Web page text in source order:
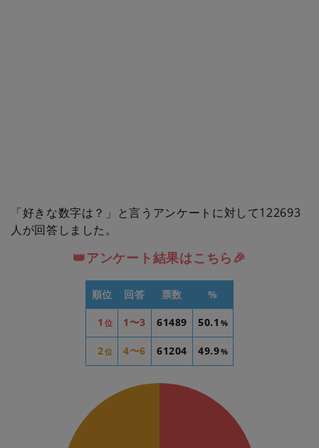
「好きな数字は？」と言うアンケートに対して122693
人が回答しました。
👑アンケート結果はこちら🎉
順位 回答 票数 %
1 位 1〜3 61489 50.1 %
2位 4〜6 61204 49.9%